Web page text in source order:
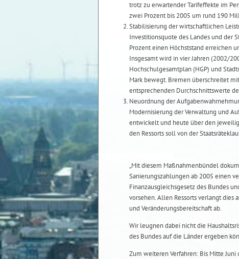
trotz zu erwartender Tarifeffekte im
zwei Prozent bis 2005 um rund 190
Stabilisierung der wirtschaftlichen
Investitionsquote des Landes und der
Prozent einen Höchststand erreichen
Insgesamt wird in vier Jahren (2002/
Hochschulgesamtplan (HGP) und
Mark bewegt. Bremen überschreitet
entsprechenden Durchschnittswerte
Neuordnung der
Modernisierung der Verwaltung und
entwickelt und heute über den
den Ressorts soll von der
„Mit diesem Maßnahmenbündel
Sanierungszahlungen ab 2005 einen
Finanzausgleichsgesetz des Bundes
vorsehen. Allen Ressorts verlangt
und Veränderungsbereitschaft ab.
Wir leugnen dabei nicht die
des Bundes auf die Länder ergeben
Zum weiteren Verfahren: Bis Mitte Juni